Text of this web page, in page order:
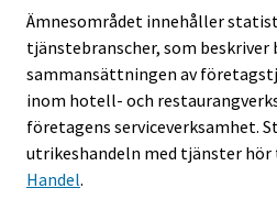
Ämnesområdet innehåller
tjänstebranscher, som beskriver
sammansättningen av
inom hotell- och
företagens serviceverksamhet.
utrikeshandeln med tjänster
Handel.